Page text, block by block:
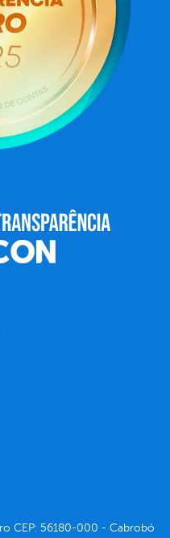
CEP: 56180-000 - Cabrobó